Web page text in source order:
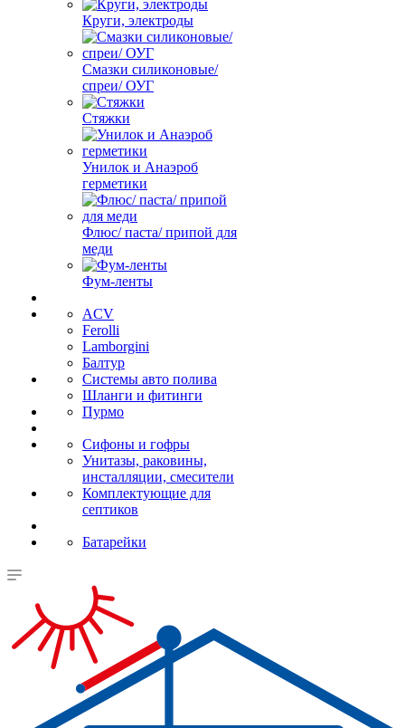
Круги, электроды
Смазки силиконовые/
спреи/ ОУГ
Стяжки
Унилок и Анаэроб
герметики
Флюс/ паста/ припой для
меди
Фум-ленты
ACV
Ferolli
Lamborgini
Балтур
Системы авто полива
Шланги и фитинги
Пурмо
Сифоны и гофры
Унитазы, раковины,
инсталляции, смесители
Комплектующие для
септиков
Батарейки